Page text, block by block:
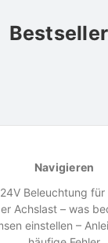
Navigieren
24V Beleuchtung für
Achslast – was
einstellen –